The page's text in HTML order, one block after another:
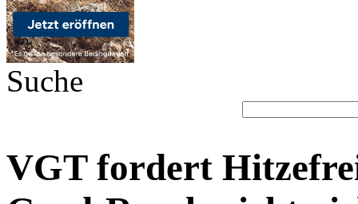
Suche
VGT fordert